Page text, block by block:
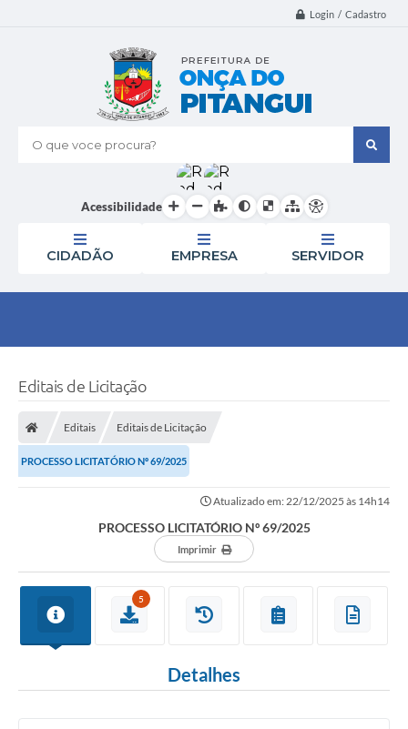
Login / Cadastro
O que voce procura?
Acessibilidade
CIDADÃO EMPRESA SERVIDOR
Editais de Licitação
Editais Editais de Licitação
PROCESSO LICITATÓRIO Nº 69/2025
Atualizado em: 22/12/2025 às 14h14
PROCESSO LICITATÓRIO Nº 69/2025
Imprimir
5
Detalhes